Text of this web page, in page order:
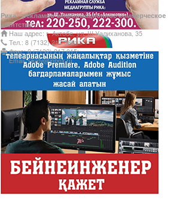
Обзор событий деловой
Казахстана.
Құмсағат
"Құмсағат" - апта бойы
Только факты
Программа «Только
неделе в ...
Твое Утро
Твое Утро
Декоративные
Рика - рекламно-информационное коммерческое
агентство
Наш адрес: г. Актобе, ул. Ш.Уалиханова, 35
Тел.: 8 (7132) 217 366;
Факс: 8 (7132) 217 015;
Email: rikatv@inbox.ru